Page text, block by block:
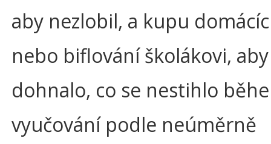
aby nezlobil, a kupu
nebo biflování školákovi,
dohnalo, co se nestihlo
vyučování podle neúměrně